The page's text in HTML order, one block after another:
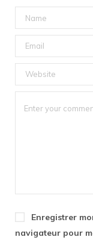
Enregistrer
navigateur pour